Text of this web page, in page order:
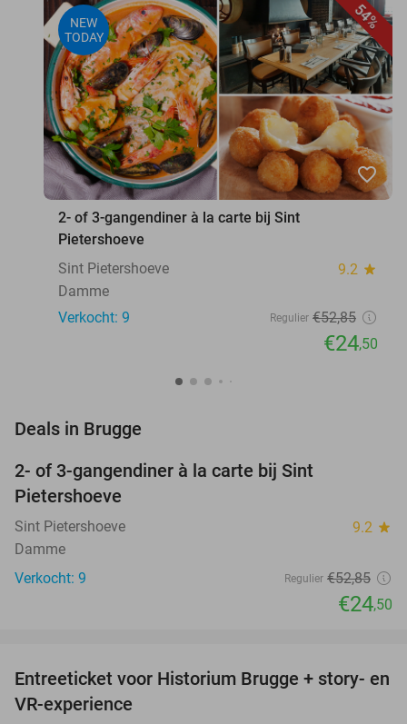
54%
NEW
TODAY
favorite_border
2- of 3-gangendiner à la carte bij Sint
Pietershoeve
Sint Pietershoeve
9.2 star
Damme
Verkocht: 9
Regulier €52,85
€24,50
Deals in Brugge
TODAY
2- of 3-gangendiner à la carte bij Sint
Pietershoeve
Sint Pietershoeve 9.2 star
Damme
Verkocht: 9
Regulier €52,85
€24,50
18%
Entreeticket voor Historium Brugge + story- en
VR-experience